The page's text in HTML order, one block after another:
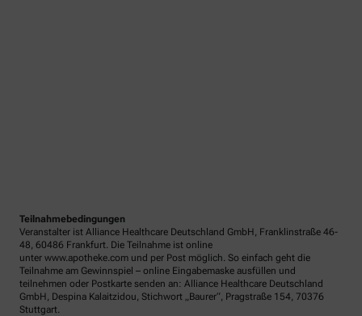
Teilnahmebedingungen
Veranstalter ist Alliance Healthcare Deutschland GmbH, Franklinstraße 46-
48, 60486 Frankfurt. Die Teilnahme ist online
unter www.apotheke.com und per Post möglich. So einfach geht die
Teilnahme am Gewinnspiel – online Eingabemaske ausfüllen und
teilnehmen oder Postkarte senden an: Alliance Healthcare Deutschland
GmbH, Despina Kalaitzidou, Stichwort „Baurer“, Pragstraße 154, 70376
Stuttgart.